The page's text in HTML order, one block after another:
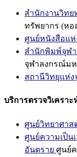
สำนักงานวิทย
ทรัพยากร (หอ
ศูนย์หนังสือแห่
สำนักพิมพ์จุฬ
จุฬาลงกรณ์ม
สถานีวิทยุแห่ง
บริการตรวจวิเครา
ศูนย์วิทยาศาส
ศูนย์ความเป็น
อันตราย ศูนย์